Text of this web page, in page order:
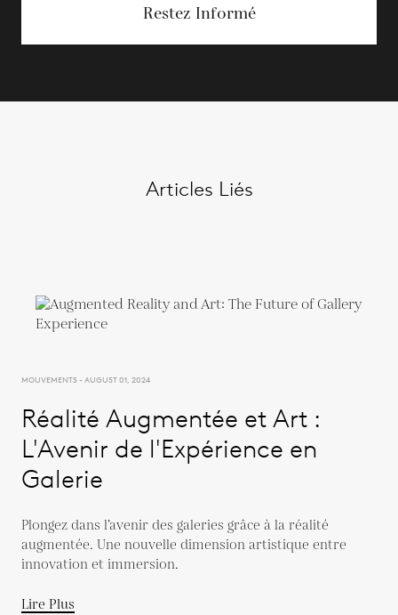
Restez Informé
Articles Liés
MOUVEMENTS - AUGUST 01, 2024
Réalité Augmentée et Art :
L'Avenir de l'Expérience en
Galerie
Plongez dans l’avenir des galeries grâce à la réalité
augmentée. Une nouvelle dimension artistique entre
innovation et immersion.
Lire Plus